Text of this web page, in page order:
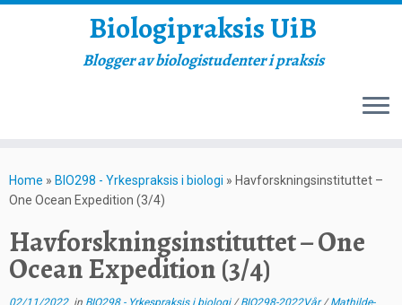
to
content
Biologipraksis UiB
Blogger av biologistudenter i praksis
Home » BIO298 - Yrkespraksis i biologi » Havforskningsinstituttet –
One Ocean Expedition (3/4)
Havforskningsinstituttet – One
Ocean Expedition (3/4)
02/11/2022in BIO298 - Yrkespraksis i biologi/BIO298-2022Vår/Mathilde-